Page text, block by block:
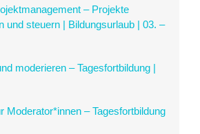
– Projekte
und steuern | Bildungsurlaub | 03. –
moderieren – Tagesfortbildung |
Moderator*innen – Tagesfortbildung